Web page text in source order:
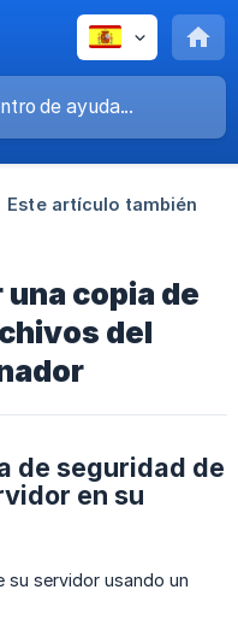
Este artículo también
una copia de
del
de seguridad de
en su
su servidor usando un